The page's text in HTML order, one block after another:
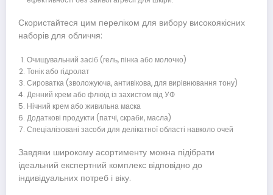
Скористайтеся цим переліком для вибору високоякісних
наборів для обличчя:
Очищувальний засіб (гель, пінка або молочко)
Тонік або гідролат
Сироватка (зволожуюча, антивікова, для вирівнювання тону)
Денний крем або флюїд із захистом від УФ
Нічний крем або живильна маска
Додаткові продукти (патчі, скраби, масла)
Спеціалізовані засоби для делікатної області навколо очей
Завдяки широкому асортименту можна підібрати
ідеальний експертний комплекс відповідно до
індивідуальних потреб і віку.